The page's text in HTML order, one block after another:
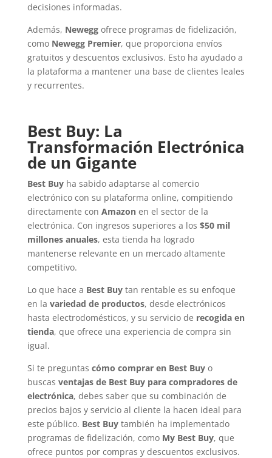
decisiones informadas.
Además, Neweggofrece programas de fidelización,
como Newegg Premier, que proporciona envíos
gratuitos y descuentos exclusivos. Esto ha ayudado a
la plataforma a mantener una base de clientes leales
y recurrentes.
Best Buy: La
Transformación Electrónica
de un Gigante
Best Buyha sabido adaptarse al comercio
electrónico con su plataforma online, compitiendo
directamente con Amazonen el sector de la
electrónica. Con ingresos superiores a los $50 mil
millones anuales, esta tienda ha logrado
mantenerse relevante en un mercado altamente
competitivo.
Lo que hace a Best Buytan rentable es su enfoque
en la variedad de productos, desde electrónicos
hasta electrodomésticos, y su servicio de recogida en
tienda, que ofrece una experiencia de compra sin
igual.
Si te preguntas cómo comprar en Best Buyo
buscas ventajas de Best Buy para compradores de
electrónica, debes saber que su combinación de
precios bajos y servicio al cliente la hacen ideal para
este público. Best Buytambién ha implementado
programas de fidelización, como My Best Buy, que
ofrece puntos por compras y descuentos exclusivos.